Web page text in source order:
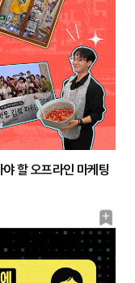
크
북
마
크
할 오프라인 마케팅